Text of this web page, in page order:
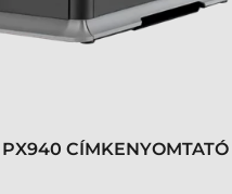
CÍMKENYOMTATÓ